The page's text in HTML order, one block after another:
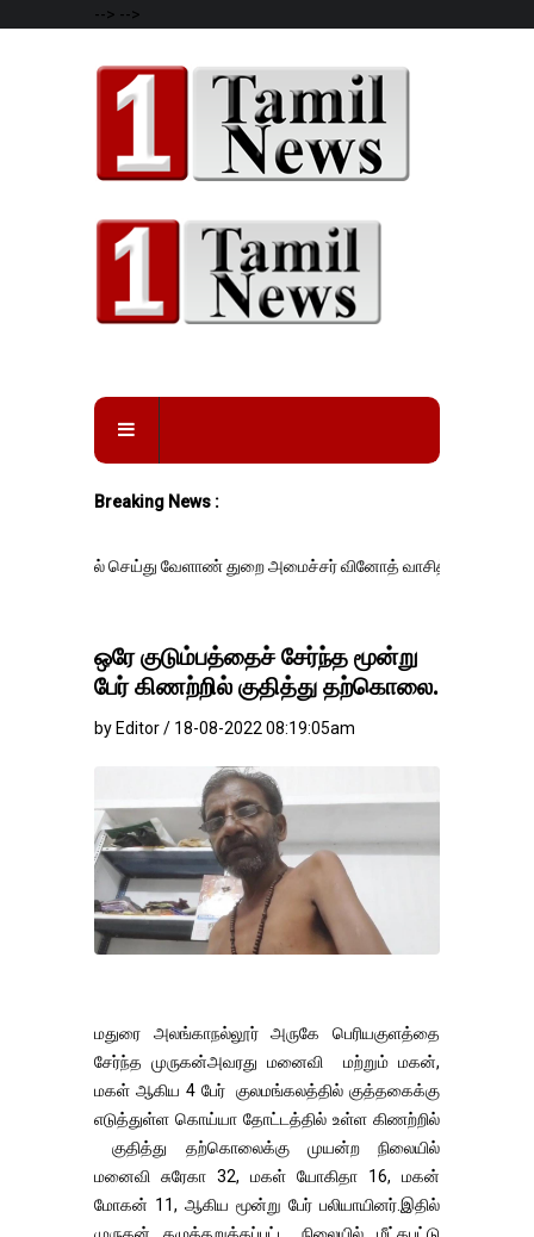
--> -->
Breaking News :
செய்து வேளாண் துறை அமைச்சர் வினோத் வாசித்து வருகிறார். �.
ஒரே குடும்பத்தைச் சேர்ந்த மூன்று
பேர் கிணற்றில் குதித்து தற்கொலை.
by Editor / 18-08-2022 08:19:05am
மதுரை அலங்காநல்லூர் அருகே பெரியகுளத்தை
சேர்ந்த முருகன்அவரது மனைவி மற்றும் மகன்,
மகள் ஆகிய 4 பேர் குலமங்கலத்தில் குத்தகைக்கு
எடுத்துள்ள கொய்யா தோட்டத்தில் உள்ள கிணற்றில்
குதித்து தற்கொலைக்கு முயன்ற நிலையில்
மனைவி சுரேகா 32, மகள் யோகிதா 16, மகன்
மோகன் 11, ஆகிய மூன்று பேர் பலியாயினர்.இதில்
முருகன் கழுத்தறுக்கப்பட்ட நிலையில் மீட்கபட்டு